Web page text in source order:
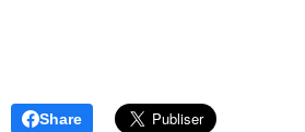
Share